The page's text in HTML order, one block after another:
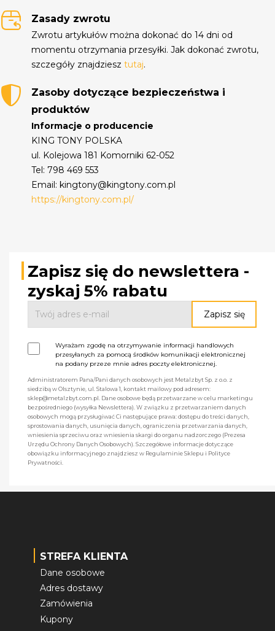
Zasady zwrotu
Zwrotu artykułów można dokonać do 14 dni od
momentu otrzymania przesyłki. Jak dokonać zwrotu,
szczegóły znajdziesztutaj.
Zasoby dotyczące bezpieczeństwa i
produktów
Informacje o producencie
KING TONY POLSKA
ul. Kolejowa 181 Komorniki 62-052
Tel: 798 469 553
Email: kingtony@kingtony.com.pl
https://kingtony.com.pl/
Zapisz się do newslettera -
zyskaj 5% rabatu
Wyrażam zgodę na otrzymywanie informacji handlowych
przesyłanych za pomocą środków komunikacji elektronicznej
na podany przeze mnie adres poczty elektronicznej.
Administratorem Pana/Pani danych osobowych jest Metalzbyt Sp. z o.o. z
siedzibą w Olsztynie, ul. Stalowa 1, kontakt mailowy pod adresem:
sklep@metalzbyt.com.pl. Dane osobowe będą przetwarzane w celu marketingu
bezpośredniego (wysyłka Newslettera). W związku z przetwarzaniem danych
osobowych mogą przysługiwać Ci następujące prawa: dostępu do treści danych,
sprostowania danych, usunięcia danych, ograniczenia przetwarzania danych,
wniesienia sprzeciwu oraz wniesienia skargi do organu nadzorczego (Prezesa
Urzędu Ochrony Danych Osobowych). Szczegółowe informacje dotyczące
obowiązku informacyjnego znajdziesz w Regulaminie Sklepu i Polityce
Prywatności.
STREFA KLIENTA
Dane osobowe
Adres dostawy
Zamówienia
Kupony